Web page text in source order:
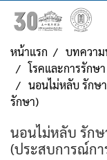
หน้าแรก บทควา
โรคและการรักษา
นอนไม่หลับ รักษ
รักษา)
นอนไม่หลับ รักษ
(ประสบการณ์กา